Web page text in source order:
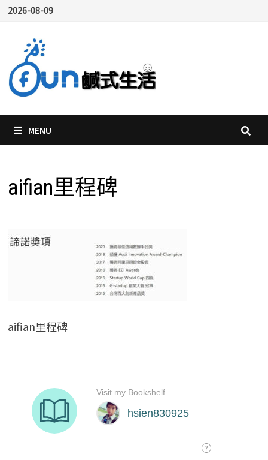
Skip
content
2026-08-09
MENU
aifian里程碑
aifian里程碑